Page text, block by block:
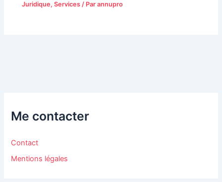
Juridique,Services / Parannupro
Me contacter
Contact
Mentions légales